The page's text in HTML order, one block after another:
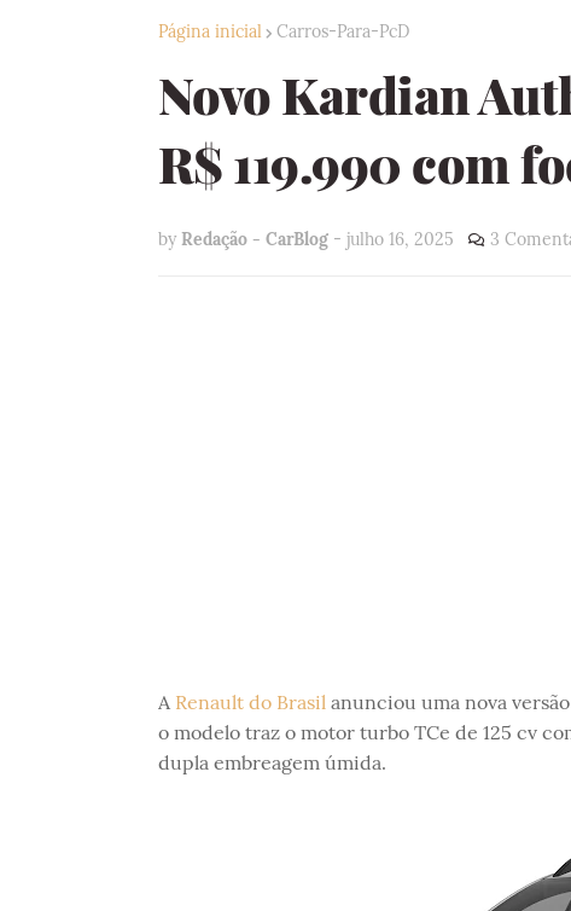
Página inicial Carros-Para-PcD
Novo Kardian
R$ 119.990 com
by Redação - CarBlog - julho 16, 2025 3
A Renault do Brasilanunciou uma nova
o modelo traz o motor turbo TCe de 125 cv
dupla embreagem úmida.